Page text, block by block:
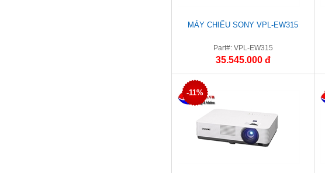
MÁY CHIẾU SONY VPL-EW315
Part#: VPL-EW315
35.545.000 đ
-11%